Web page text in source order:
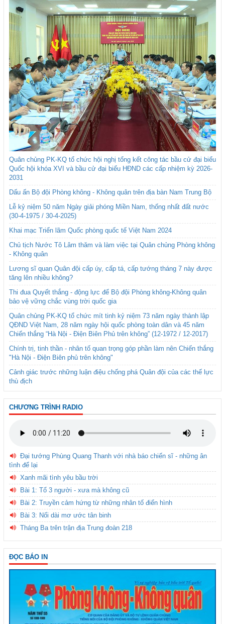
Quân chủng PK-KQ tổ chức hội nghị tổng kết công tác bầu cử đại biểu
Quốc hội khóa XVI và bầu cử đại biểu HĐND các cấp nhiệm kỳ 2026-
2031
Dấu ấn Bộ đội Phòng không - Không quân trên địa bàn Nam Trung Bộ
Lễ kỷ niệm 50 năm Ngày giải phóng Miền Nam, thống nhất đất nước
(30-4-1975 / 30-4-2025)
Khai mạc Triển lãm Quốc phòng quốc tế Việt Nam 2024
Chủ tịch Nước Tô Lâm thăm và làm việc tại Quân chủng Phòng không
- Không quân
Lương sĩ quan Quân đội cấp úy, cấp tá, cấp tướng tháng 7 này được
tăng lên nhiều không?
Thi đua Quyết thắng - động lực để Bộ đội Phòng không-Không quân
bảo vệ vững chắc vùng trời quốc gia
Quân chủng PK-KQ tổ chức mít tinh kỷ niệm 73 năm ngày thành lập
QĐND Việt Nam, 28 năm ngày hội quốc phòng toàn dân và 45 năm
Chiến thắng “Hà Nội - Điện Biên Phủ trên không” (12-1972 / 12-2017)
Chính trị, tinh thần - nhân tố quan trọng góp phần làm nên Chiến thắng
"Hà Nội - Điện Biên phủ trên không"
Cảnh giác trước những luận điệu chống phá Quân đội của các thế lực
thù địch
CHƯƠNG TRÌNH RADIO
Đại tướng Phùng Quang Thanh với nhà báo chiến sĩ - những ân
tình để lại
Xanh mãi tình yêu bầu trời
Bài 1: Tổ 3 người - xưa mà không cũ
Bài 2: Truyền cảm hứng từ những nhân tố điển hình
Bài 3: Nối dài mơ ước tân binh
Tháng Ba trên trận địa Trung đoàn 218
ĐỌC BÁO IN